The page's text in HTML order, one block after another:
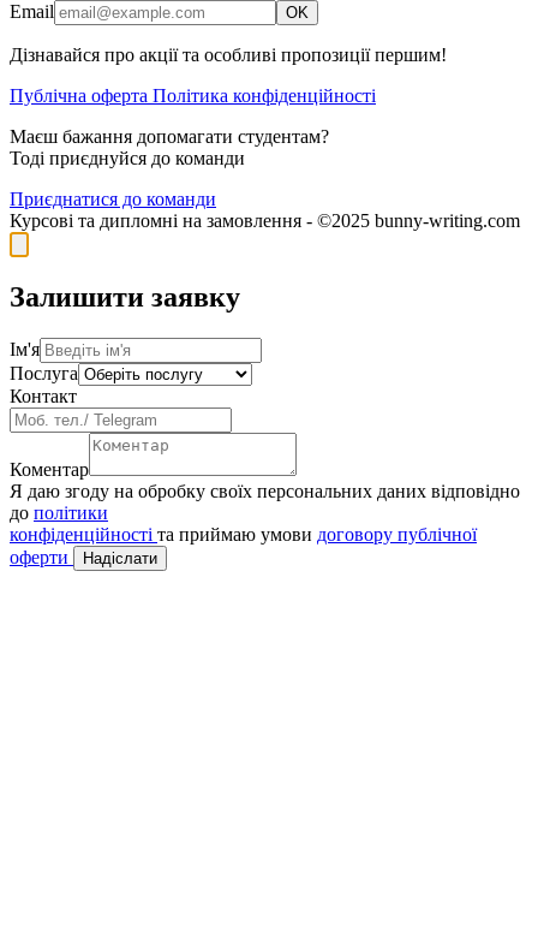
Email OK
Дізнавайся про акції та особливі пропозиції першим!
Публічна оферта Політика конфіденційності
Маєш бажання допомагати студентам?
Тоді приєднуйся до команди
Приєднатися до команди
Курсові та дипломні на замовлення - ©2025 bunny-writing.com
Залишити заявку
Ім'я
Послуга
Контакт
Коментар
Я даю згоду на обробку своїх персональних даних відповідно
до політики
конфіденційності та приймаю умови договору публічної
оферти
Надіслати